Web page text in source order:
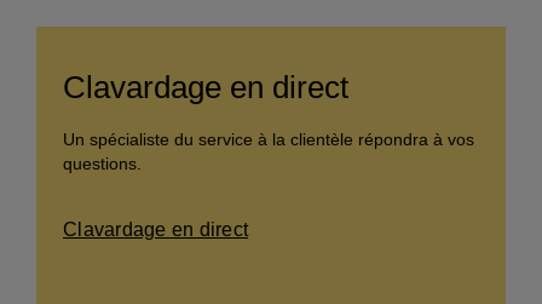
Clavardage en direct
Un spécialiste du service à la clientèle répondra à vos
questions.
Clavardage en direct